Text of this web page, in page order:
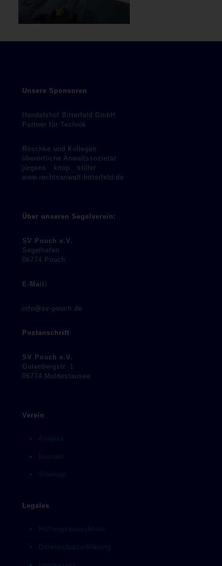
Unsere Sponsoren
Handelshof Bitterfeld GmbH
Partner für Technik
Röschke und Kollegen
überörtliche Anwaltssozietät
jürgens . knop . stiller
www.rechtsanwalt-bitterfeld.de
Über unseren Segelverein:
SV Pouch e.V.
Segelhafen
06774 Pouch
E-Mail:
info@sv-pouch.de
Postanschrift
SV Pouch e.V.
Gutenbergstr. 1
06774 Muldestausee
Verein
Anreise
Kontakt
Sitemap
Legales
Haftungsausschluss
Datenschutzerklärung